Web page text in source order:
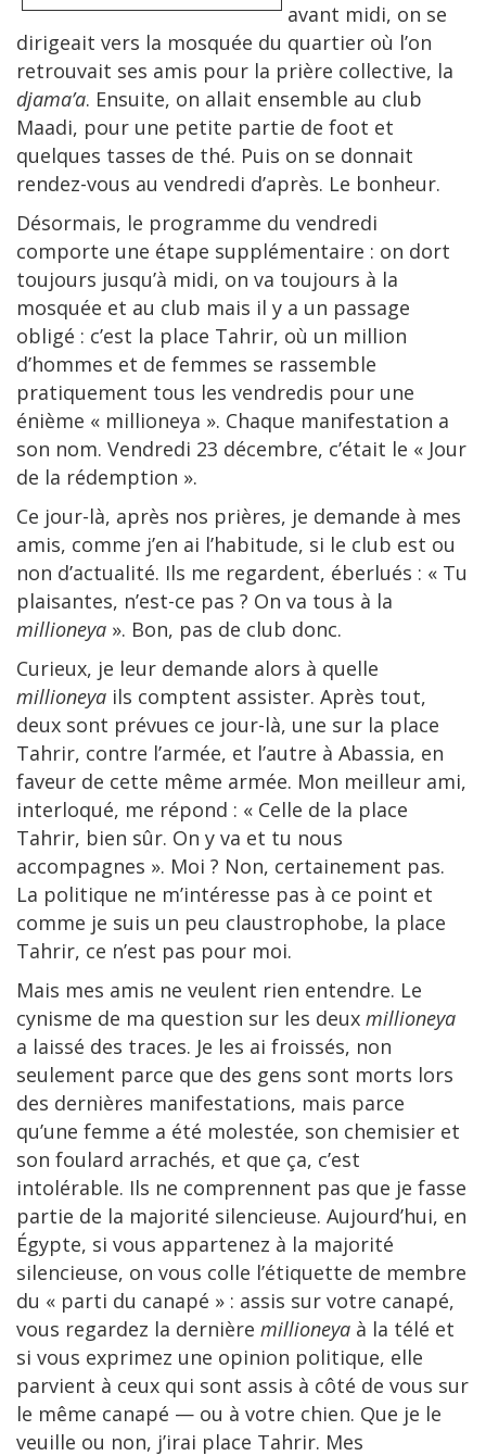
avant midi, on se
dirigeait vers la mosquée du quartier où l’on
retrouvait ses amis pour la prière collective, la
djama’a. Ensuite, on allait ensemble au club
Maadi, pour une petite partie de foot et
quelques tasses de thé. Puis on se donnait
rendez-vous au vendredi d’après. Le bonheur.
Désormais, le programme du vendredi
comporte une étape supplémentaire : on dort
toujours jusqu’à midi, on va toujours à la
mosquée et au club mais il y a un passage
obligé : c’est la place Tahrir, où un million
d’hommes et de femmes se rassemble
pratiquement tous les vendredis pour une
énième « millioneya ». Chaque manifestation a
son nom. Vendredi 23 décembre, c’était le « Jour
de la rédemption ».
Ce jour-là, après nos prières, je demande à mes
amis, comme j’en ai l’habitude, si le club est ou
non d’actualité. Ils me regardent, éberlués : « Tu
plaisantes, n’est-ce pas ? On va tous à la
millioneya ». Bon, pas de club donc.
Curieux, je leur demande alors à quelle
millioneya ils comptent assister. Après tout,
deux sont prévues ce jour-là, une sur la place
Tahrir, contre l’armée, et l’autre à Abassia, en
faveur de cette même armée. Mon meilleur ami,
interloqué, me répond : « Celle de la place
Tahrir, bien sûr. On y va et tu nous
accompagnes ». Moi ? Non, certainement pas.
La politique ne m’intéresse pas à ce point et
comme je suis un peu claustrophobe, la place
Tahrir, ce n’est pas pour moi.
Mais mes amis ne veulent rien entendre. Le
cynisme de ma question sur les deux millioneya
a laissé des traces. Je les ai froissés, non
seulement parce que des gens sont morts lors
des dernières manifestations, mais parce
qu’une femme a été molestée, son chemisier et
son foulard arrachés, et que ça, c’est
intolérable. Ils ne comprennent pas que je fasse
partie de la majorité silencieuse. Aujourd’hui, en
Égypte, si vous appartenez à la majorité
silencieuse, on vous colle l’étiquette de membre
du « parti du canapé » : assis sur votre canapé,
vous regardez la dernière millioneya à la télé et
si vous exprimez une opinion politique, elle
parvient à ceux qui sont assis à côté de vous sur
le même canapé — ou à votre chien. Que je le
veuille ou non, j’irai place Tahrir. Mes